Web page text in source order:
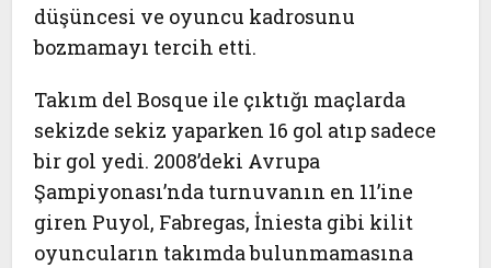
düşüncesi ve oyuncu kadrosunu
bozmamayı tercih etti.
Takım del Bosque ile çıktığı maçlarda
sekizde sekiz yaparken 16 gol atıp sadece
bir gol yedi. 2008’deki Avrupa
Şampiyonası’nda turnuvanın en 11’ine
giren Puyol, Fabregas, İniesta gibi kilit
oyuncuların takımda bulunmamasına